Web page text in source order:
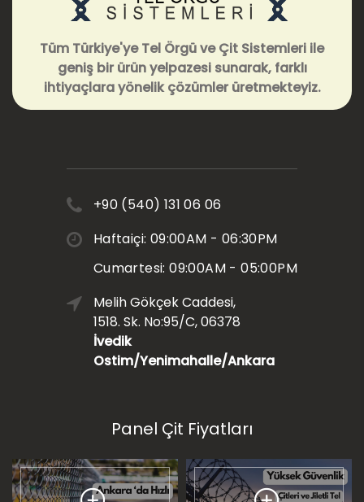
Tüm Türkiye'ye Tel Örgü ve Çit Sistemleri ile
geniş bir ürün yelpazesi sunarak, farklı
ihtiyaçlara yönelik çözümler üretmekteyiz.
+90 (540) 131 06 06
Haftaiçi: 09:00AM - 06:30PM
Cumartesi: 09:00AM - 05:00PM
Melih Gökçek Caddesi,
1518. Sk. No:95/C, 06378
İvedik
Ostim/Yenimahalle/Ankara
Panel Çit Fiyatları